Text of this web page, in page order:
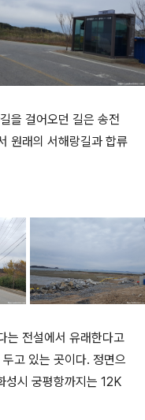
을 걸어오던 길은 송전
원래의 서해랑길과 합류
는 전설에서 유래한다고
고 있는 곳이다. 정면으
성시 궁평항까지는 12K